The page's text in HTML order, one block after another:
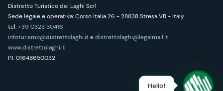
Distretto Turistico dei Laghi Scrl
Sede legale e operativa: Corso Italia 26 - 28838 Stresa VB - Italy
tel:+39 0323 30416
infoturismo@distrettolaghi.itedistrettolaghi@legalmail.it
www.distrettolaghi.it
P.I. 01648650032